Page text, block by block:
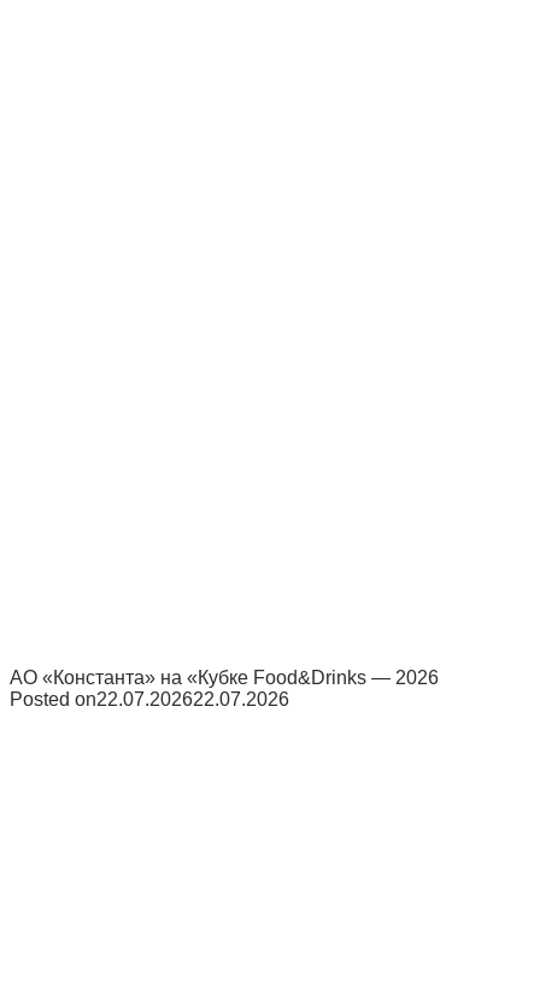
АО «Константа» на «Кубке Food&Drinks — 2026
Posted on22.07.202622.07.2026